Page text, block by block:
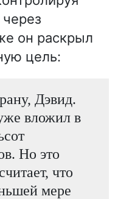
он раскрыл
цель:
Дэвид.
вложил в
Но это
что
мере